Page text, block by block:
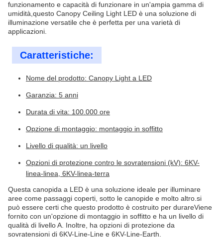
funzionamento e capacità di funzionare in un'ampia gamma di
umidità,questo Canopy Ceiling Light LED è una soluzione di
illuminazione versatile che è perfetta per una varietà di
applicazioni.
Caratteristiche:
Nome del prodotto: Canopy Light a LED
Garanzia: 5 anni
Durata di vita: 100.000 ore
Opzione di montaggio: montaggio in soffitto
Livello di qualità: un livello
Opzioni di protezione contro le sovratensioni (kV): 6KV-
linea-linea, 6KV-linea-terra
Questa canopida a LED è una soluzione ideale per illuminare
aree come passaggi coperti, sotto le canopide e molto altro.si
può essere certi che questo prodotto è costruito per durareViene
fornito con un'opzione di montaggio in soffitto e ha un livello di
qualità di livello A. Inoltre, ha opzioni di protezione da
sovratensioni di 6KV-Line-Line e 6KV-Line-Earth.